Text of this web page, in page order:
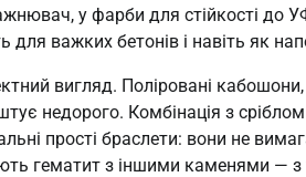
у фарби для стійкості до
важких бетонів і навіть як
вигляд. Поліровані
недорого. Комбінація з
прості браслети: вони не
гематит з іншими каменями —